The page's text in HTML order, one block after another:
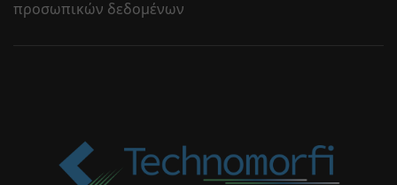
προσωπικών δεδομένων